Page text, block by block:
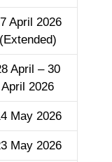
April 2026
(Extended)
April – 30
April 2026
May 2026
May 2026